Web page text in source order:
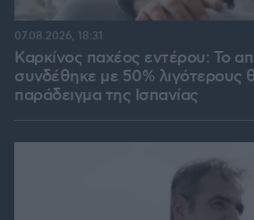
Καρκίνος παχέος εντέρου: Το
συνδέθηκε με 50% λιγότερους
παράδειγμα της Ισπανίας
07.08.2026, 18:31